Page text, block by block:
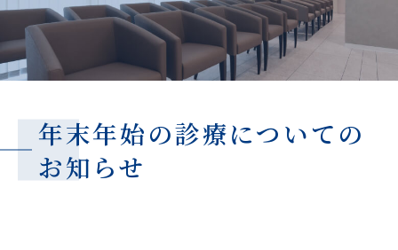
年末年始の診療についての
お知らせ